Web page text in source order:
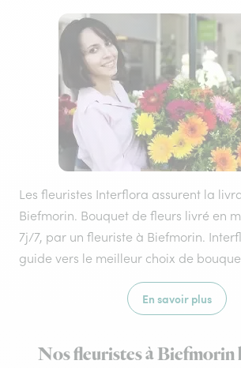
Les fleuristes Interflora assurent la
Biefmorin. Bouquet de fleurs livré en
7j/7, par un fleuriste à Biefmorin.
guide vers le meilleur choix de
En savoir plus
Nos fleuristes à Biefmorin